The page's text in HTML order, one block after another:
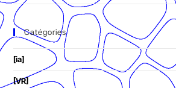
Catégories
[ia]
[VR]